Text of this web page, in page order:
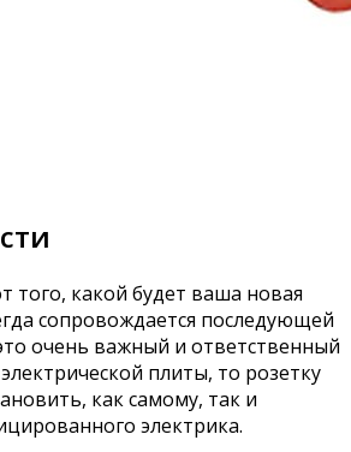
того, какой будет ваша новая
сопровождается последующей
очень важный и ответственный
плиты, то розетку
как самому, так и
электрика.